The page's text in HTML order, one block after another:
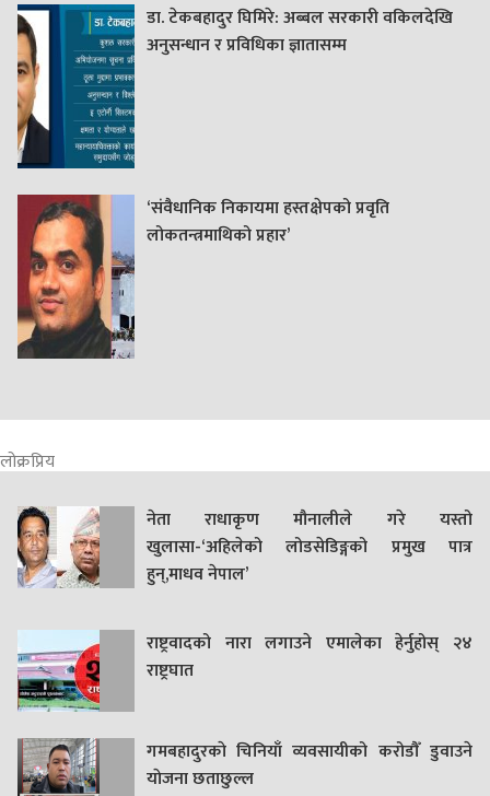
डा. टेकबहादुर घिमिरे: अब्बल सरकारी वकिलदेखि
अनुसन्धान र प्रविधिका ज्ञातासम्म
‘संवैधानिक निकायमा हस्तक्षेपको प्रवृति
लोकतन्त्रमाथिको प्रहार’
लोक्रप्रिय
नेता राधाकृण मौनालीले गरे यस्तो
खुलासा-‘अहिलेको लोडसेडिङ्गको प्रमुख पात्र
हुन्,माधव नेपाल’
राष्ट्रवादको नारा लगाउने एमालेका हेर्नुहोस् २४
राष्ट्रघात
गमबहादुरकाे चिनियाँ व्यवसायीको करोडौँ डुवाउने
याेजना छताछुल्ल